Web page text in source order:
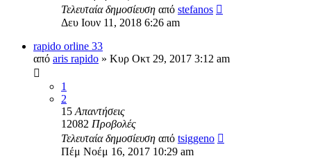
Τελευταία δημοσίευση από stefanos
Δευ Ιουν 11, 2018 6:26 am
rapido orline 33
από aris rapido » Κυρ Οκτ 29, 2017 3:12 am
1
2
15 Απαντήσεις
12082 Προβολές
Τελευταία δημοσίευση από tsiggeno
Πέμ Νοέμ 16, 2017 10:29 am